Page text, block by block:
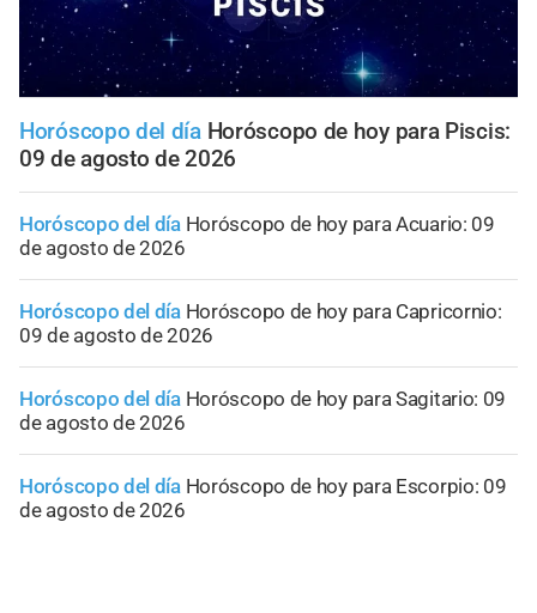
Horóscopo del día Horóscopo de hoy para Piscis:
09 de agosto de 2026
Horóscopo del día Horóscopo de hoy para Acuario: 09
de agosto de 2026
Horóscopo del día Horóscopo de hoy para Capricornio:
09 de agosto de 2026
Horóscopo del día Horóscopo de hoy para Sagitario: 09
de agosto de 2026
Horóscopo del día Horóscopo de hoy para Escorpio: 09
de agosto de 2026